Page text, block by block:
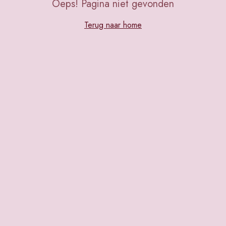
Oeps! Pagina niet gevonden
Terug naar home